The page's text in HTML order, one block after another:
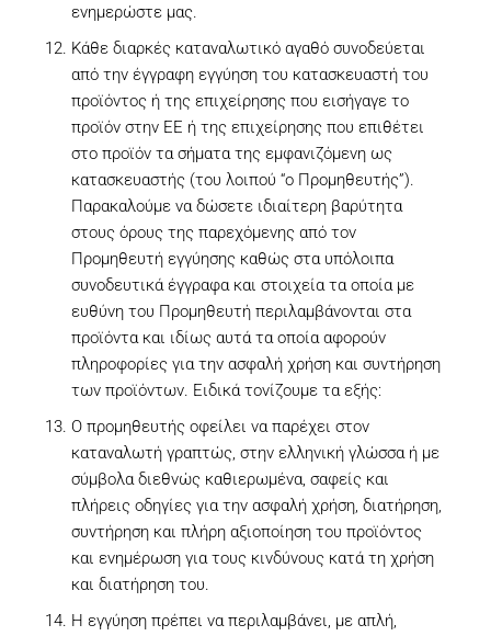
ενημερώστε μας.
Κάθε διαρκές καταναλωτικό αγαθό συνοδεύεται
από την έγγραφη εγγύηση του κατασκευαστή του
προϊόντος ή της επιχείρησης που εισήγαγε το
προϊόν στην ΕΕ ή της επιχείρησης που επιθέτει
στο προϊόν τα σήματα της εμφανιζόμενη ως
κατασκευαστής (του λοιπού “ο Προμηθευτής”).
Παρακαλούμε να δώσετε ιδιαίτερη βαρύτητα
στους όρους της παρεχόμενης από τον
Προμηθευτή εγγύησης καθώς στα υπόλοιπα
συνοδευτικά έγγραφα και στοιχεία τα οποία με
ευθύνη του Προμηθευτή περιλαμβάνονται στα
προϊόντα και ιδίως αυτά τα οποία αφορούν
πληροφορίες για την ασφαλή χρήση και συντήρηση
των προϊόντων. Ειδικά τονίζουμε τα εξής:
Ο προμηθευτής οφείλει να παρέχει στον
καταναλωτή γραπτώς, στην ελληνική γλώσσα ή με
σύμβολα διεθνώς καθιερωμένα, σαφείς και
πλήρεις οδηγίες για την ασφαλή χρήση, διατήρηση,
συντήρηση και πλήρη αξιοποίηση του προϊόντος
και ενημέρωση για τους κινδύνους κατά τη χρήση
και διατήρηση του.
Η εγγύηση πρέπει να περιλαμβάνει, με απλή,